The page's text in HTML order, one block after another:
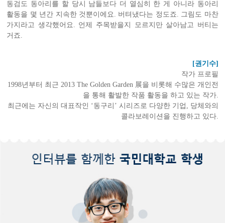
동검도 동아리를 할 당시 남들보다 더 열심히 한 게 아니라 동아리
활동을 몇 년간 지속한 것뿐이에요. 버텨냈다는 정도죠. 그림도 마찬
가지라고 생각했어요. 언제 주목받을지 모르지만 살아남고 버티는
거죠.
[권기수]
작가 프로필
1998년부터 최근 2013 The Golden Garden 展을 비롯해 수많은 개인전
을 통해 활발한 작품 활동을 하고 있는 작가.
최근에는 자신의 대표작인 ‘동구리’ 시리즈로 다양한 기업, 당체와의
콜라보레이션을 진행하고 있다.